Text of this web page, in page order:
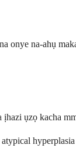
onye na-ahụ
ụzọ kacha